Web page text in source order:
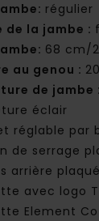
régulier
de la jambe :
68 cm/
au genou :
de jambe
éclair
réglable par
de serrage
arrière
avec logo
Element